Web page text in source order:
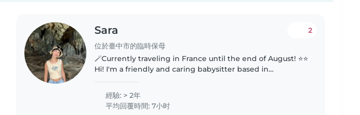
Sara
位於臺中市的臨時保母
2
🪄Currently traveling in France until the end of August! ⭐️⭐️
Hi! I'm a friendly and caring babysitter based in
from 3 years..
經驗: > 2年
平均回覆時間: 7小时